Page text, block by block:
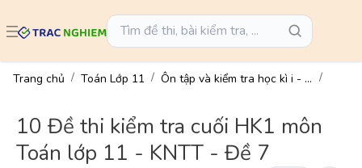
Trang chủ Toán Lớp 11 Ôn tập và kiểm tra học kì i - toán 11
10 Đề thi kiểm tra cuối HK1 môn
Toán lớp 11 - KNTT - Đề 7